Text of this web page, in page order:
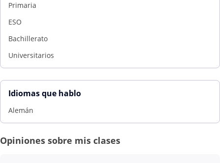
Primaria
ESO
Bachillerato
Universitarios
Idiomas que hablo
Alemán
Opiniones sobre mis clases